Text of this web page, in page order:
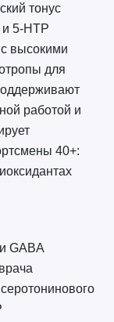
тонус
5-HTP
высокими
для
работой и
40+:
GABA